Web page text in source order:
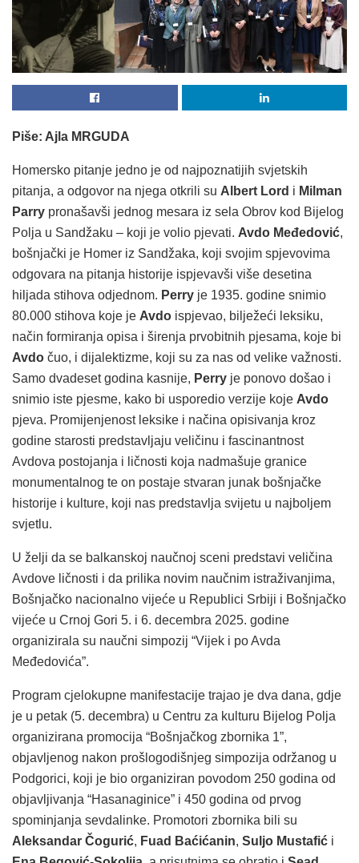
Piše: Ajla MRGUDA
Homersko pitanje jedno je od najpoznatijih svjetskih
pitanja, a odgovor na njega otkrili su Albert Lord i Milman
Parry pronašavši jednog mesara iz sela Obrov kod Bijelog
Polja u Sandžaku – koji je volio pjevati. Avdo Međedović,
bošnjački je Homer iz Sandžaka, koji svojim spjevovima
odgovara na pitanja historije ispjevavši više desetina
hiljada stihova odjednom. Perry je 1935. godine snimio
80.000 stihova koje je Avdo ispjevao, bilježeći leksiku,
način formiranja opisa i širenja prvobitnih pjesama, koje bi
Avdo čuo, i dijalektizme, koji su za nas od velike važnosti.
Samo dvadeset godina kasnije, Perry je ponovo došao i
snimio iste pjesme, kako bi usporedio verzije koje Avdo
pjeva. Promijenjenost leksike i načina opisivanja kroz
godine starosti predstavljaju veličinu i fascinantnost
Avdova postojanja i ličnosti koja nadmašuje granice
monumentalnog te on postaje stvaran junak bošnjačke
historije i kulture, koji nas predstavlja svijetu u najboljem
svjetlu.
U želji da se balkanskoj naučnoj sceni predstavi veličina
Avdove ličnosti i da prilika novim naučnim istraživanjima,
Bošnjačko nacionalno vijeće u Republici Srbiji i Bošnjačko
vijeće u Crnoj Gori 5. i 6. decembra 2025. godine
organizirala su naučni simpozij “Vijek i po Avda
Međedovića”.
Program cjelokupne manifestacije trajao je dva dana, gdje
je u petak (5. decembra) u Centru za kulturu Bijelog Polja
organizirana promocija “Bošnjačkog zbornika 1”,
objavljenog nakon prošlogodišnjeg simpozija održanog u
Podgorici, koji je bio organiziran povodom 250 godina od
objavljivanja “Hasanaginice” i 450 godina od prvog
spominjanja sevdalinke. Promotori zbornika bili su
Aleksandar Čogurić, Fuad Baćićanin, Suljo Mustafić i